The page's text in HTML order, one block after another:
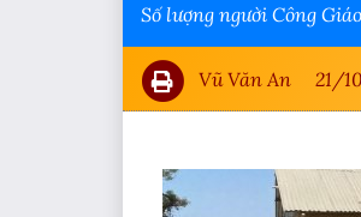
Số lượng người Công
Vũ Văn An 21/